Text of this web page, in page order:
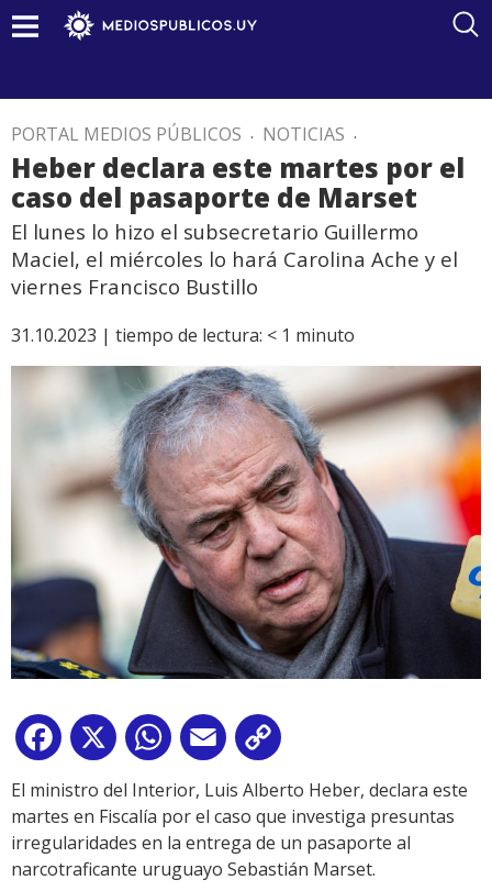
PORTAL MEDIOS PÚBLICOS . NOTICIAS .
Heber declara este martes por el
caso del pasaporte de Marset
El lunes lo hizo el subsecretario Guillermo
Maciel, el miércoles lo hará Carolina Ache y el
viernes Francisco Bustillo
31.10.2023 | tiempo de lectura: < 1 minuto
Facebook
X WhatsApp
Email
Link
El ministro del Interior, Luis Alberto Heber, declara este
martes en Fiscalía por el caso que investiga presuntas
irregularidades en la entrega de un pasaporte al
narcotraficante uruguayo Sebastián Marset.